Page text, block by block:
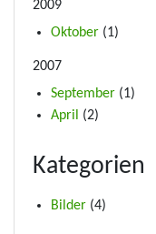
2009
Oktober (1)
2007
September (1)
April
(2)
Kategorien
Bilder (4)